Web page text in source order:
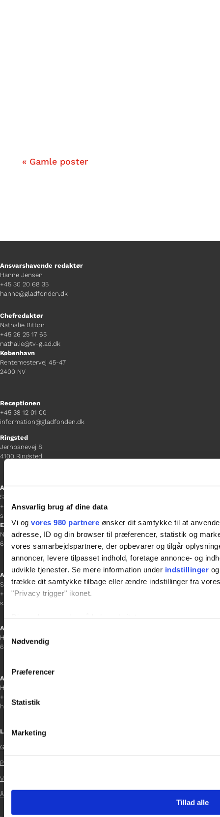
Ansvarlig brug af dine data
Vi og vores 980 partnere ønsker dit samtykke til at
adresse, ID og din browser til præferencer, statistik og
vores samarbejdspartnere, der opbevarer og tilgår
annoncer, levere tilpasset indhold, foretage annonce- og
udvikle tjenester. Se mere information under indstillinger
trække dit samtykke tilbage eller ændre indstillinger fra
"Privacy trigger" ikonet.
Vi bruger cookies til at tilpasse vores indhold og annoncer,
data med andre oplysninger, du har givet dem, eller som de
Samtykkevalg
Nødvendig
Præferencer
Statistik
Marketing
Tillad alle
« Gamle poster
Ansvarshavende redaktør
Hanne Jensen
+45 30 20 68 35
hanne@gladfonden.dk
Chefredaktør
Nathalie Bitton
+45 26 25 17 65
nathalie@tv-glad.dk
København
Rentemestervej 45-47
2400 NV
Receptionen
+45 38 12 01 00
information@gladfonden.dk
Ringsted
Jernbanevej 8
4100 Ringsted
Afdelingschef
Sacha Lohmann Weiss
+45 40 27 91 11
sacha.lw@gladfonden.dk
Esbjerg
Norgesgade 1, 2. sal
6700 Esbjerg
Afdelingschef
Sanne Hansen
+45 23 69 19 35
sanne.h@gladfonden.dk
Aabenraa
H P Hanssens Gade 23, 2.
6200 Aabenraa
Afdelingschef
Helene Teichert
+45 29 37 32 41
helene.t@gladfonden.dk
Links
Glad Fonden
Persondatapolitik
Vedtægter
Årsrapport 2024


